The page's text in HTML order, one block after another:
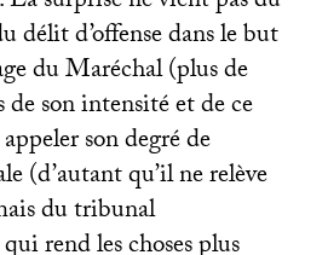
délit d’offense dans le but
du Maréchal (plus de
son intensité et de ce
son degré de
(d’autant qu’il ne relève
du tribunal